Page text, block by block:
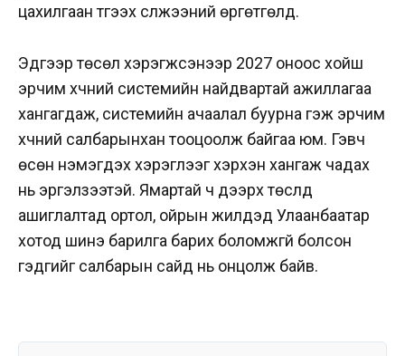
цахилгаан түгээх сүлжээний өргөтгөлүүд.
Эдгээр төсөл хэрэгжсэнээр 2027 оноос хойш
эрчим хүчний системийн найдвартай ажиллагаа
хангагдаж, системийн ачаалал буурна гэж эрчим
хүчний салбарынхан тооцоолж байгаа юм. Гэвч
өсөн нэмэгдэх хэрэглээг хэрхэн хангаж чадах
нь эргэлзээтэй. Ямартай ч дээрх төслүүд
ашиглалтад ортол, ойрын жилүүдэд Улаанбаатар
хотод шинэ барилга барих боломжгүй болсон
гэдгийг салбарын сайд нь онцолж байв.